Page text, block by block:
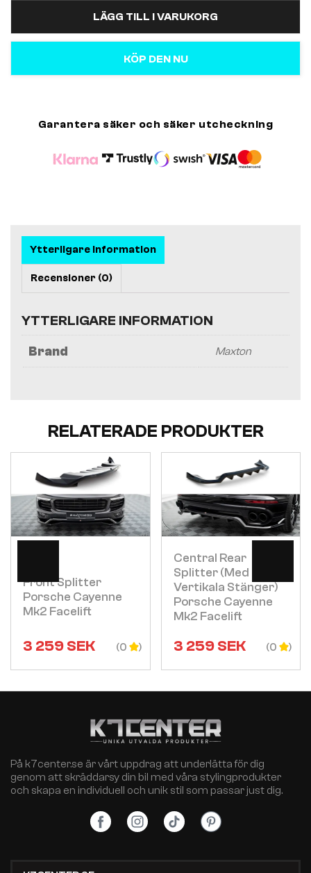
LÄGG TILL I VARUKORG
KÖP DEN NU
Garantera säker och säker utcheckning
Ytterligare information
Recensioner (0)
YTTERLIGARE INFORMATION
Brand Maxton
RELATERADE PRODUKTER
Front Splitter
Porsche Cayenne
Mk2 Facelift
3 259SEK (0
Central Rear
Splitter (med
Vertikala Stänger)
Porsche Cayenne
Mk2 Facelift
3 259SEK (0
Visa
På k7center.se är vårt uppdrag att underlätta för dig
genom att skräddarsy din bil med våra stylingprodukter
och skapa en individuell och unik stil som passar just dig.